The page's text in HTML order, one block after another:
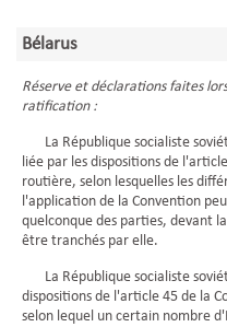
Bélarus
Réserve et déclarations faites
ratification :
La République socialiste
liée par les dispositions de
routière, selon lesquelles les
l'application de la Convention
quelconque des parties, devant
être tranchés par elle.
La République socialiste
dispositions de l'article 45 de la
selon lequel un certain nombre